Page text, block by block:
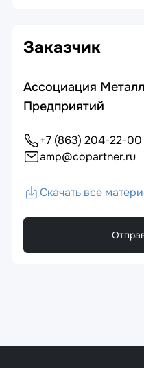
Заказчик
Ассоциация
Предприятий
+7 (863) 204-22-00
amp@copartner.ru
Скачать все